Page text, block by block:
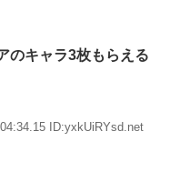
のキャラ3枚もらえる
ID:yxkUiRYsd.net